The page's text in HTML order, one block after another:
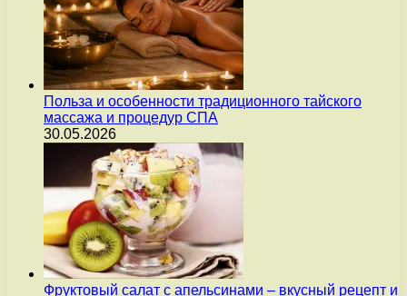
Польза и особенности традиционного тайского
массажа и процедур СПА
30.05.2026
Фруктовый салат с апельсинами – вкусный рецепт и